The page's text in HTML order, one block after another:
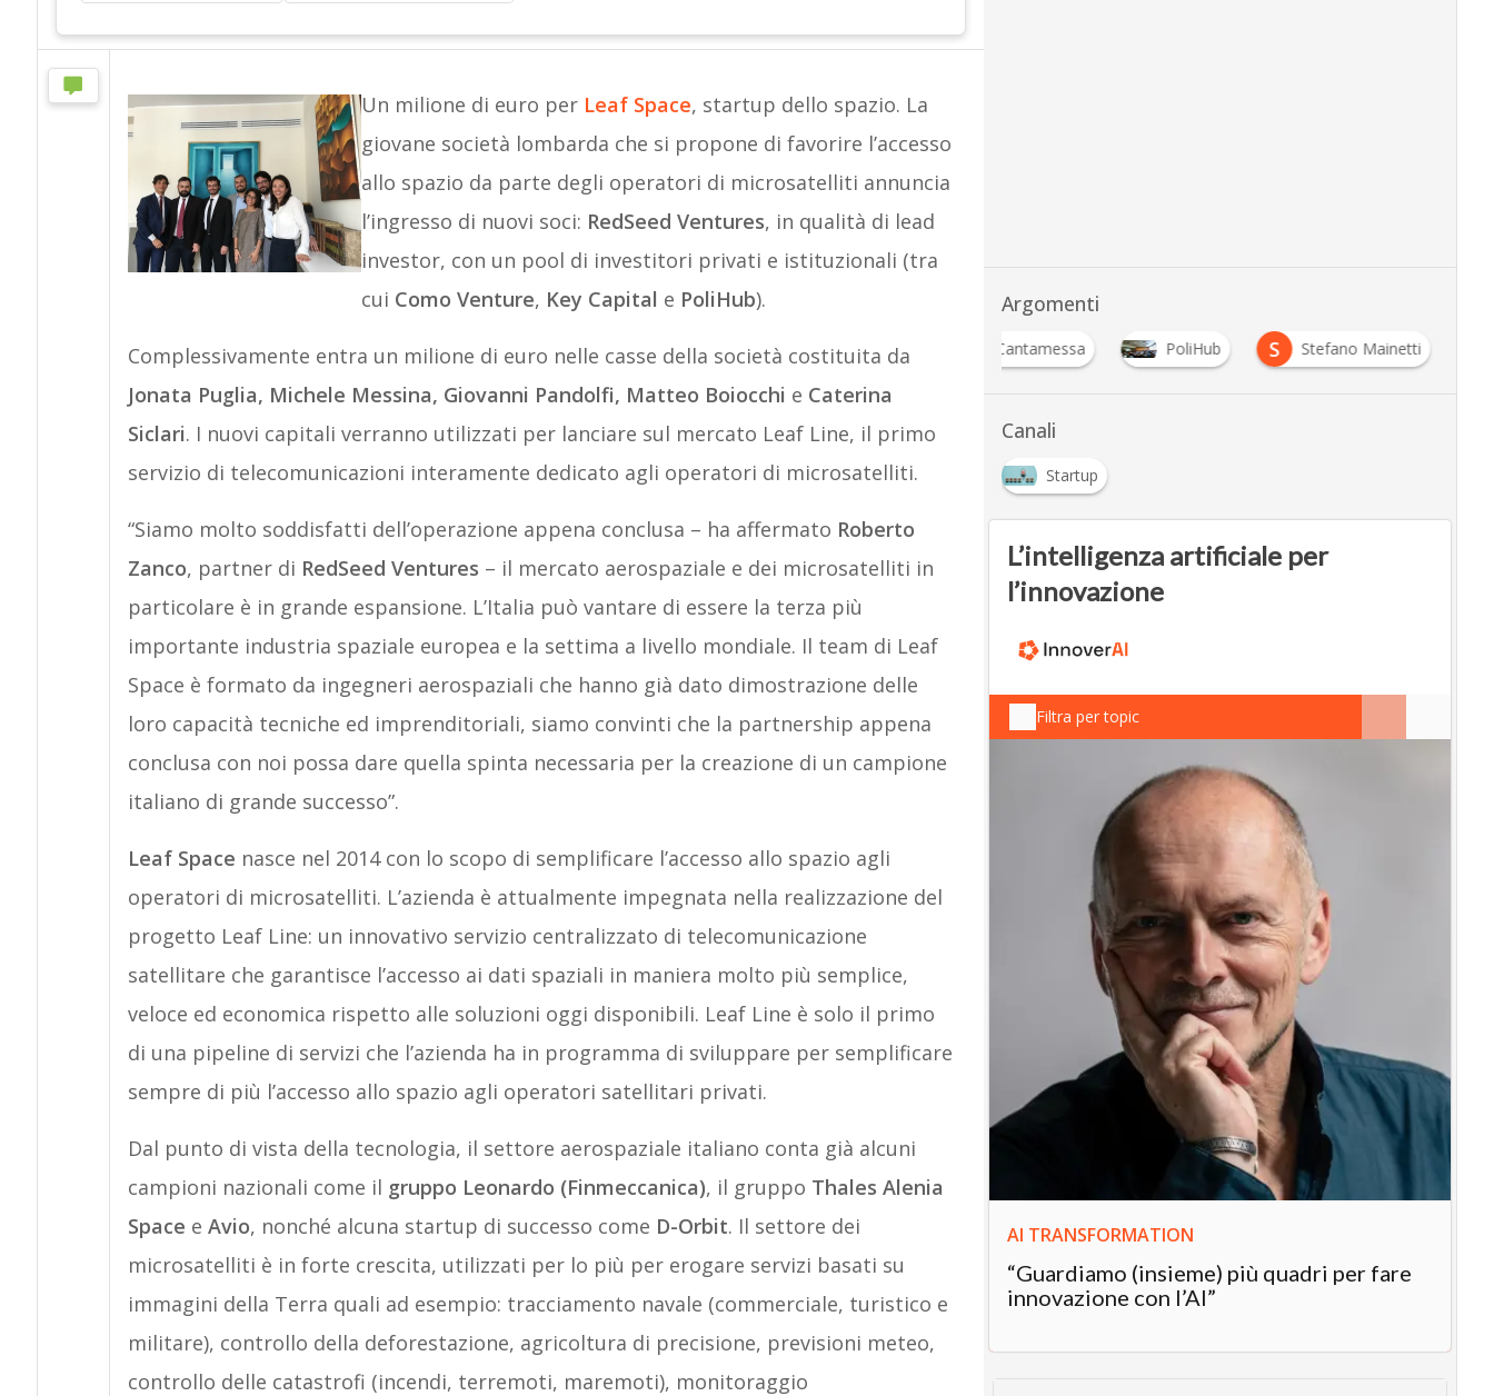
Un milione di euro per Leaf Space, startup dello spazio. La
giovane società lombarda che si propone di favorire l’accesso
allo spazio da parte degli operatori di microsatelliti annuncia
l’ingresso di nuovi soci: RedSeed Ventures, in qualità di lead
investor, con un pool di investitori privati e istituzionali (tra
cui Como Venture, Key Capital e PoliHub).
Complessivamente entra un milione di euro nelle casse della società costituita da
Jonata Puglia, Michele Messina, Giovanni Pandolfi, Matteo Boiocchi e Caterina
Siclari. I nuovi capitali verranno utilizzati per lanciare sul mercato Leaf Line, il primo
servizio di telecomunicazioni interamente dedicato agli operatori di microsatelliti.
“Siamo molto soddisfatti dell’operazione appena conclusa – ha affermato Roberto
Zanco, partner di RedSeed Ventures – il mercato aerospaziale e dei microsatelliti in
particolare è in grande espansione. L’Italia può vantare di essere la terza più
importante industria spaziale europea e la settima a livello mondiale. Il team di Leaf
Space è formato da ingegneri aerospaziali che hanno già dato dimostrazione delle
loro capacità tecniche ed imprenditoriali, siamo convinti che la partnership appena
conclusa con noi possa dare quella spinta necessaria per la creazione di un campione
italiano di grande successo”.
Leaf Space nasce nel 2014 con lo scopo di semplificare l’accesso allo spazio agli
operatori di microsatelliti. L’azienda è attualmente impegnata nella realizzazione del
progetto Leaf Line: un innovativo servizio centralizzato di telecomunicazione
satellitare che garantisce l’accesso ai dati spaziali in maniera molto più semplice,
veloce ed economica rispetto alle soluzioni oggi disponibili. Leaf Line è solo il primo
di una pipeline di servizi che l’azienda ha in programma di sviluppare per semplificare
sempre di più l’accesso allo spazio agli operatori satellitari privati.
Dal punto di vista della tecnologia, il settore aerospaziale italiano conta già alcuni
campioni nazionali come il gruppo Leonardo (Finmeccanica), il gruppo Thales Alenia
Space e Avio, nonché alcuna startup di successo come D-Orbit. Il settore dei
microsatelliti è in forte crescita, utilizzati per lo più per erogare servizi basati su
immagini della Terra quali ad esempio: tracciamento navale (commerciale, turistico e
militare), controllo della deforestazione, agricoltura di precisione, previsioni meteo,
controllo delle catastrofi (incendi, terremoti, maremoti), monitoraggio
Argomenti
M
Marco Cantamessa PoliHub S Stefano Mainetti
Canali
Startup
L’intelligenza artificiale per
l’innovazione
Filtra per topic
AI TRANSFORMATION
“Guardiamo (insieme) più quadri per fare
innovazione con l’AI”